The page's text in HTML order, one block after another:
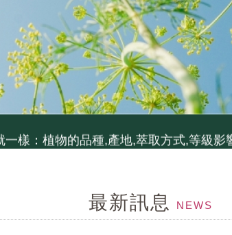
被掉下來的頭髮阻塞了, 推薦用這瓶
...如果你容易流汗不出油,少用...
樣：植物的品種,產地,萃取方式,等級影
激乾澀....就用茶樹控油組
最新訊息 NEWS